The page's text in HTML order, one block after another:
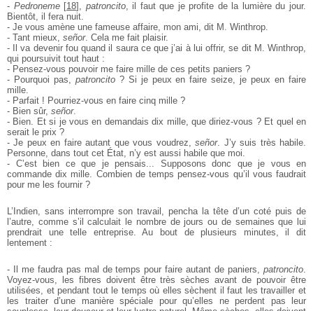
- Pedroneme[18] , patroncito, il faut que je profite de la lumière du jour.
Bientôt, il fera nuit.
- Je vous amène une fameuse affaire, mon ami, dit M. Winthrop.
- Tant mieux, señor. Cela me fait plaisir.
- Il va devenir fou quand il saura ce que j’ai à lui offrir, se dit M. Winthrop,
qui poursuivit tout haut :
- Pensez-vous pouvoir me faire mille de ces petits paniers ?
- Pourquoi pas, patroncito? Si je peux en faire seize, je peux en faire
mille.
- Parfait ! Pourriez-vous en faire cinq mille ?
- Bien sûr, señor.
- Bien. Et si je vous en demandais dix mille, que diriez-vous ? Et quel en
serait le prix ?
- Je peux en faire autant que vous voudrez,señor. J’y suis très habile.
Personne, dans tout cet État, n’y est aussi habile que moi.
- C’est bien ce que je pensais... Supposons donc que je vous en
commande dix mille. Combien de temps pensez-vous qu’il vous faudrait
pour me les fournir ?
L’Indien, sans interrompre son travail, pencha la tête d’un coté puis de
l’autre, comme s’il calculait le nombre de jours ou de semaines que lui
prendrait une telle entreprise. Au bout de plusieurs minutes, il dit
lentement :
- Il me faudra pas mal de temps pour faire autant de paniers, patroncito.
Voyez-vous, les fibres doivent être très sèches avant de pouvoir être
utilisées, et pendant tout le temps où elles sèchent il faut les travailler et
les traiter d’une manière spéciale pour qu’elles ne perdent pas leur